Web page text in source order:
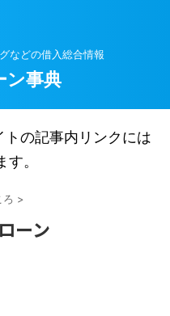
などの借入総合情報
ン事典
の記事内リンクには
。
ろ >
ーン